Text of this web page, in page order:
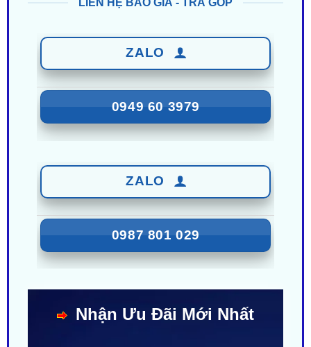
0949 60 3979
0987 801 029